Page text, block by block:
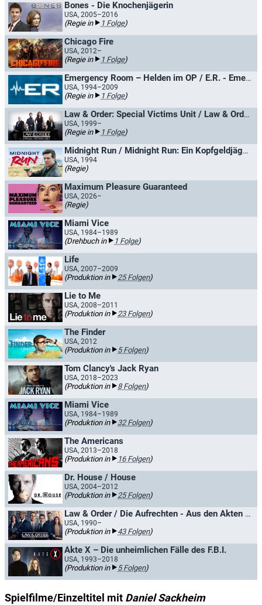
Bones - Die Knochenjägerin
USA, 2005–2016
(Regie in 1 Folge)
Chicago Fire
USA, 2012–
(Regie in 1 Folge)
Emergency Room – Helden im OP / E.R. - Emergency Room
USA, 1994–2009
(Regie in 1 Folge)
Law & Order: Special Victims Unit / Law & Order: New York
USA, 1999–
(Regie in 1 Folge)
Midnight Run / Midnight Run: Ein Kopfgeldjäger mit Herz
USA, 1994
(Regie)
Maximum Pleasure Guaranteed
USA, 2026–
(Regie)
Miami Vice
USA, 1984–1989
(Drehbuch in 1 Folge)
Life
USA, 2007–2009
(Produktion in 25 Folgen)
Lie to Me
USA, 2008–2011
(Produktion in 23 Folgen)
The Finder
USA, 2012
(Produktion in 5 Folgen)
Tom Clancy's Jack Ryan
USA, 2018–2023
(Produktion in 8 Folgen)
Miami Vice
USA, 1984–1989
(Produktion in 32 Folgen)
The Americans
USA, 2013–2018
(Produktion in 16 Folgen)
Dr. House / House
USA, 2004–2012
(Produktion in 25 Folgen)
Law & Order / Die Aufrechten - Aus den Akten der Straße
USA, 1990–
(Produktion in 43 Folgen)
Akte X – Die unheimlichen Fälle des F.B.I.
USA, 1993–2018
(Produktion in 5 Folgen)
Spielfilme/Einzeltitel mit Daniel Sackheim